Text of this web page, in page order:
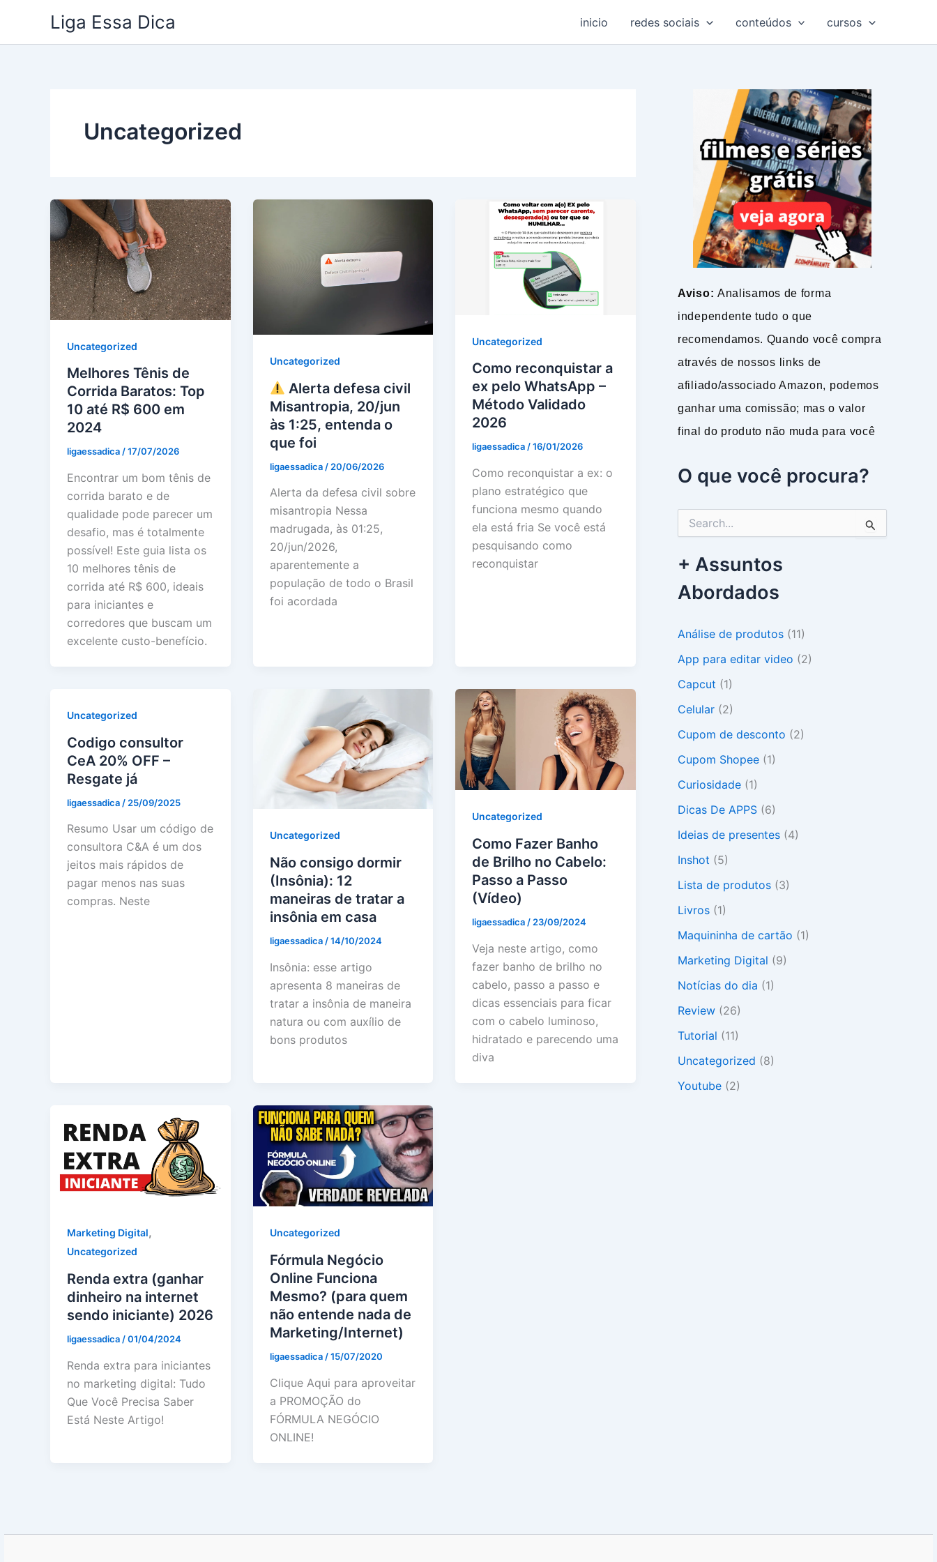
o
Liga Essa Dica inicio redes sociais conteúdos cursos
Uncategorized
Uncategorized
Melhores Tênis de
Corrida Baratos: Top
10 até R$ 600 em
2024
ligaessadica/17/07/2026
Encontrar um bom tênis de
corrida barato e de
qualidade pode parecer um
desafio, mas é totalmente
possível! Este guia lista os
10 melhores tênis de
corrida até R$ 600, ideais
para iniciantes e
corredores que buscam um
excelente custo-benefício.
Uncategorized
Alerta defesa civil
Misantropia, 20/jun
às 1:25, entenda o
que foi
ligaessadica / 20/06/2026
Alerta da defesa civil sobre
misantropia Nessa
madrugada, às 01:25,
20/jun/2026,
aparentemente a
população de todo o Brasil
foi acordada
Uncategorized
Como reconquistar a
ex pelo WhatsApp –
Método Validado
2026
ligaessadica/16/01/2026
Como reconquistar a ex: o
plano estratégico que
funciona mesmo quando
ela está fria Se você está
pesquisando como
reconquistar
Uncategorized
Codigo consultor
CeA 20% OFF –
Resgate já
ligaessadica / 25/09/2025
Resumo Usar um código de
consultora C&A é um dos
jeitos mais rápidos de
pagar menos nas suas
compras. Neste
Uncategorized
Não consigo dormir
(Insônia): 12
maneiras de tratar a
insônia em casa
ligaessadica /14/10/2024
Insônia: esse artigo
apresenta 8 maneiras de
tratar a insônia de maneira
natura ou com auxílio de
bons produtos
Uncategorized
Como Fazer Banho
de Brilho no Cabelo:
Passo a Passo
(Vídeo)
ligaessadica / 23/09/2024
Veja neste artigo, como
fazer banho de brilho no
cabelo, passo a passo e
dicas essenciais para ficar
com o cabelo luminoso,
hidratado e parecendo uma
diva
Marketing Digital,
Uncategorized
Renda extra (ganhar
dinheiro na internet
sendo iniciante) 2026
ligaessadica /01/04/2024
Renda extra para iniciantes
no marketing digital: Tudo
Que Você Precisa Saber
Está Neste Artigo!
Uncategorized
Fórmula Negócio
Online Funciona
Mesmo? (para quem
não entende nada de
Marketing/Internet)
ligaessadica /15/07/2020
Clique Aqui para aproveitar
a PROMOÇÃO do
FÓRMULA NEGÓCIO
ONLINE!
Aviso: Analisamos de forma
independente tudo o que
recomendamos. Quando você compra
através de nossos links de
afiliado/associado Amazon, podemos
ganhar uma comissão; mas o valor
final do produto não muda para você
O que você procura?
e
q
r
o
:
+ Assuntos
Abordados
Análise de produtos (11)
App para editar video (2)
Capcut (1)
Celular (2)
Cupom de desconto (2)
Cupom Shopee (1)
Curiosidade (1)
Dicas De APPS (6)
Ideias de presentes (4)
Inshot (5)
Lista de produtos (3)
Livros (1)
Maquininha de cartão (1)
Marketing Digital (9)
Notícias do dia (1)
Review (26)
Tutorial (11)
Uncategorized (8)
Youtube (2)